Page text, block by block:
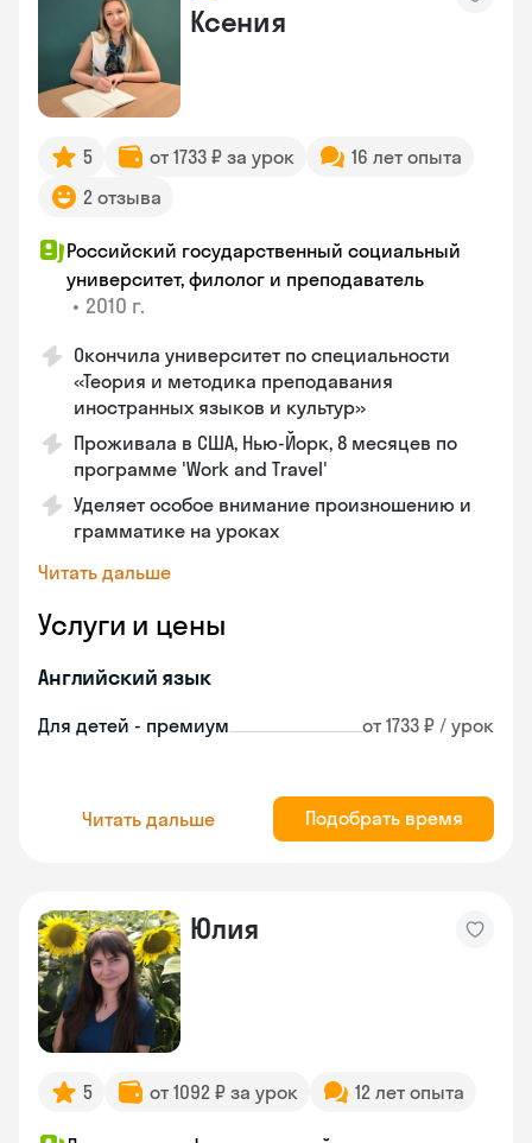
Ксения
5 от 1733 ₽ за урок
16 лет опыта
2 отзыва
Российский государственный социальный
университет, филолог и преподаватель
• 2010 г.
Окончила университет по специальности
«Теория и методика преподавания
иностранных языков и культур»
Проживала в США, Нью-Йорк, 8 месяцев по
программе 'Work and Travel'
Уделяет особое внимание произношению и
грамматике на уроках
Читать дальше
Услуги и цены
Английский язык
Для детей - премиум от 1733 ₽ / урок
Читать дальше Подобрать время
Юлия
5 от 1092 ₽ за урок 12 лет опыта